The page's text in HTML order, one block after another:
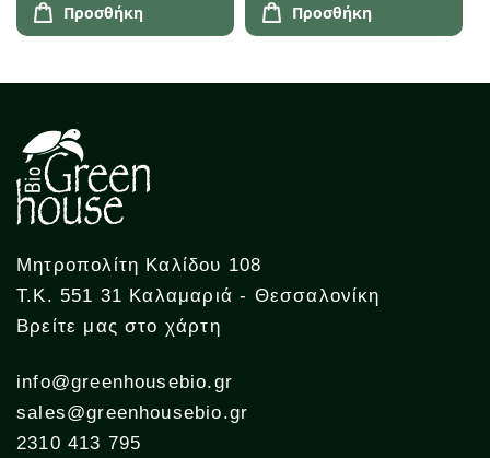
Προσθήκη Προσθήκη
Μητροπολίτη Καλίδου 108
Τ.Κ. 551 31 Καλαμαριά - Θεσσαλονίκη
Βρείτε μας στο χάρτη
info@greenhousebio.gr
sales@greenhousebio.gr
2310 413 795